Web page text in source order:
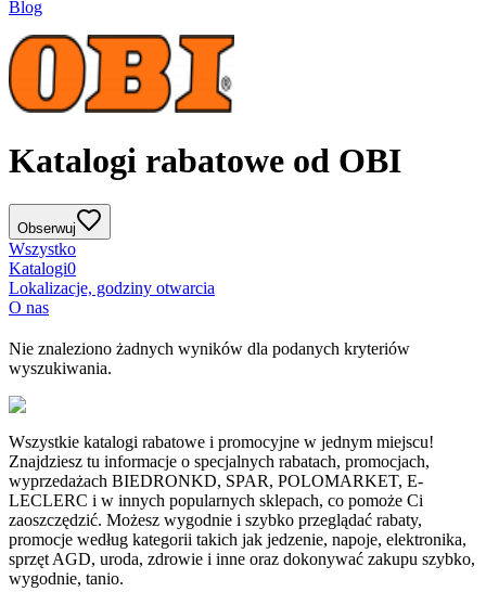
Blog
Katalogi rabatowe od OBI
Obserwuj
Wszystko
Katalogi0
Lokalizacje, godziny otwarcia
O nas
Nie znaleziono żadnych wyników dla podanych kryteriów
wyszukiwania.
Wszystkie katalogi rabatowe i promocyjne w jednym miejscu!
Znajdziesz tu informacje o specjalnych rabatach, promocjach,
wyprzedażach BIEDRONKD, SPAR, POLOMARKET, E-
LECLERC i w innych popularnych sklepach, co pomoże Ci
zaoszczędzić. Możesz wygodnie i szybko przeglądać rabaty,
promocje według kategorii takich jak jedzenie, napoje, elektronika,
sprzęt AGD, uroda, zdrowie i inne oraz dokonywać zakupu szybko,
wygodnie, tanio.